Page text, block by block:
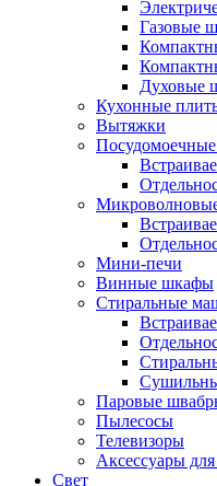
Газовые
Духовые
Кухонные
Вытяжки
Мини-печи
Винные шкафы
Стиральные
Паровые
Пылесосы
Телевизоры
Аксессуары
Свет